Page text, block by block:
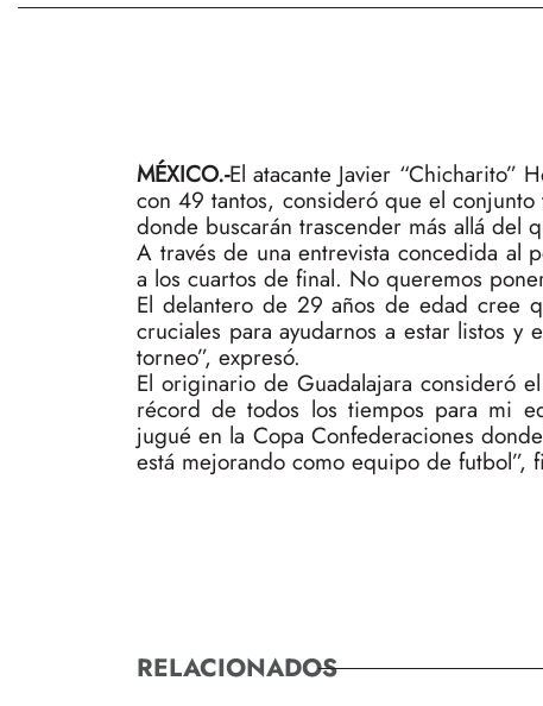
MÉXICO.-El atacante Javier “Chicharito”
con 49 tantos, consideró que el
donde buscarán trascender más allá del
A través de una entrevista concedida al
a los cuartos de final. No queremos
El delantero de 29 años de edad cree
cruciales para ayudarnos a estar listos
torneo”, expresó.
El originario de Guadalajara consideró
récord de todos los tiempos para mi
jugué en la Copa Confederaciones
está mejorando como equipo de futbol”,
RELACIONADOS